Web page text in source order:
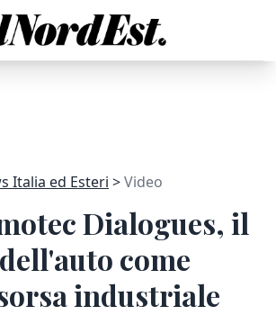
Italia ed Esteri Video
Dialogues, il
come
industriale